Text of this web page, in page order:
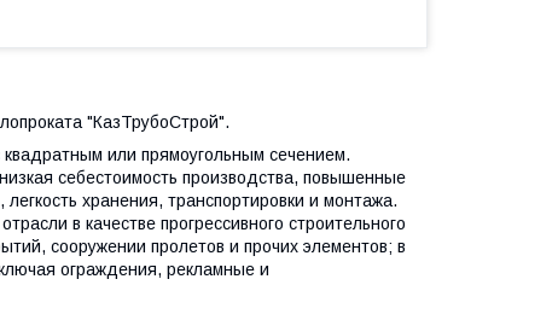
"КазТрубоСтрой".
или прямоугольным сечением.
себестоимость производства, повышенные
хранения, транспортировки и монтажа.
в качестве прогрессивного строительного
сооружении пролетов и прочих элементов; в
ограждения, рекламные и